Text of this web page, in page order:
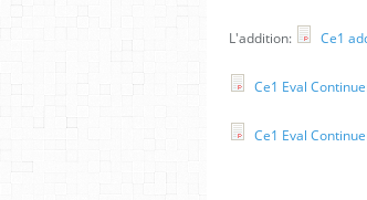
L'addition: Ce1
Ce1 Eval
Ce1 Eval